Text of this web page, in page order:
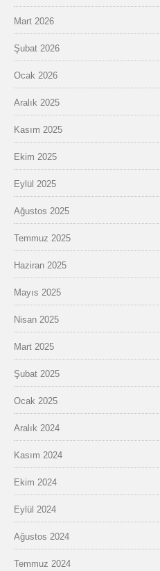
Mart 2026
Şubat 2026
Ocak 2026
Aralık 2025
Kasım 2025
Ekim 2025
Eylül 2025
Ağustos 2025
Temmuz 2025
Haziran 2025
Mayıs 2025
Nisan 2025
Mart 2025
Şubat 2025
Ocak 2025
Aralık 2024
Kasım 2024
Ekim 2024
Eylül 2024
Ağustos 2024
Temmuz 2024